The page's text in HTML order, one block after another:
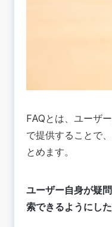
FAQとは、ユーザ
で提供することで
とめます。
ユーザー自身が疑
索できるようにし